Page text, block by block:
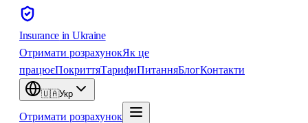
Insurance in Ukraine
Отримати розрахунокЯк це
працюєПокриттяТарифиПитанняБлогКонтакти
🇺🇦Укр
Отримати розрахунок